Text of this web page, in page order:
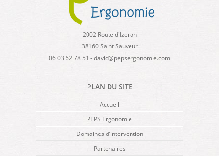
2002 Route d'Izeron
38160 Saint Sauveur
06 03 62 78 51 - david@pepsergonomie.com
PLAN DU SITE
Accueil
PEPS Ergonomie
Domaines d'intervention
Partenaires